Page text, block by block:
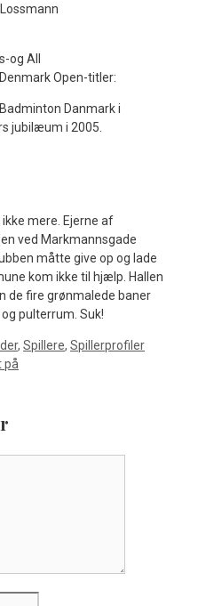
og All
Open-titler:
Danmark i
jubilæum i 2005.
mere. Ejerne af
ved Markmannsgade
måtte give op og lade
kom ikke til hjælp. Hallen
de fire grønmalede baner
pulterrum. Suk!
, Spillere, Spillerprofiler
på